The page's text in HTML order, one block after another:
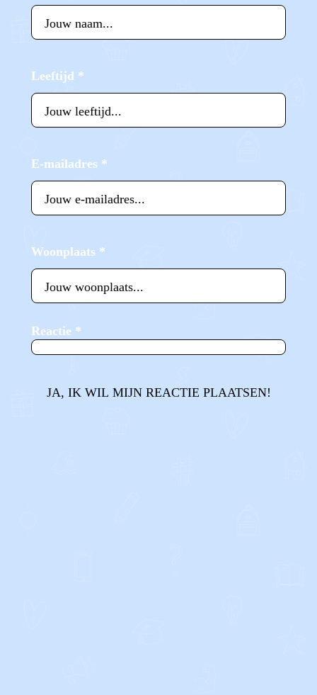
Leeftijd *
E-mailadres *
Woonplaats *
Reactie *
JA, IK WIL MIJN REACTIE PLAATSEN!